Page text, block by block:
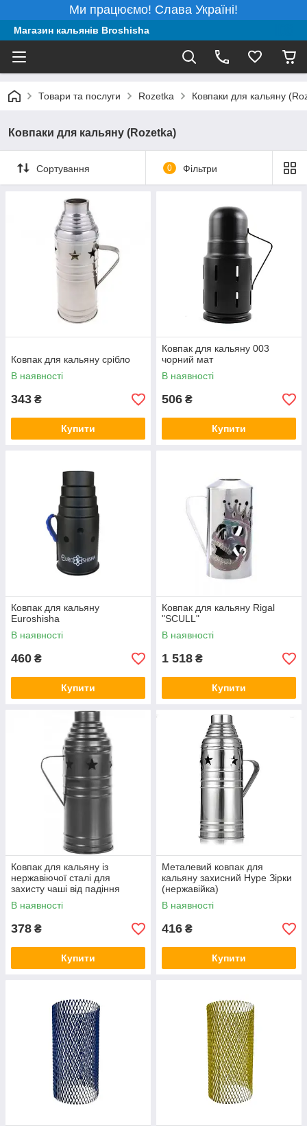
Ми працюємо! Слава Україні!
Магазин кальянів Broshisha
Товари та послуги Rozetka Ковпаки для кальяну
Ковпаки для кальяну (Rozetka)
Сортування 0 Фільтри
Ковпак для кальяну срібло
В наявності
343 ₴
Купити
Ковпак для кальяну 003
чорний мат
В наявності
506 ₴
Купити
Ковпак для кальяну
Euroshisha
В наявності
460 ₴
Купити
Ковпак для кальяну Rigal
"SCULL"
В наявності
1 518 ₴
Купити
Ковпак для кальяну із
нержавіючої сталі для
захисту чаші від падіння
вугілля Hype Зірки, чорний
В наявності
378 ₴
Купити
Металевий ковпак для
кальяну захисний Hype Зірки
(нержавійка)
В наявності
416 ₴
Купити